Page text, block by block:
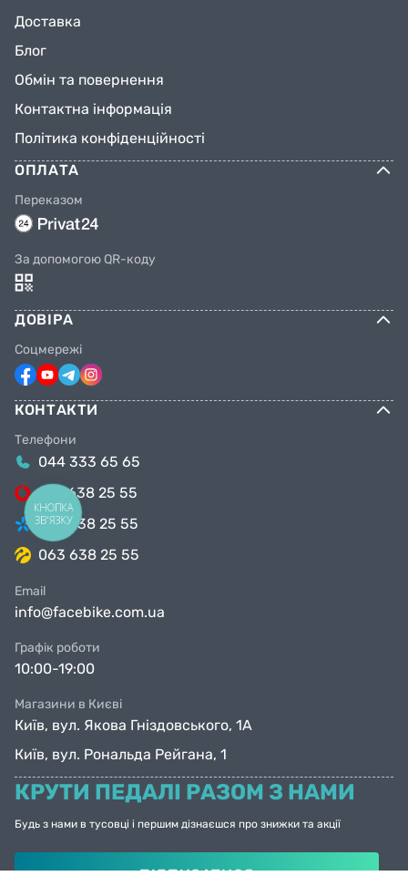
Доставка
Блог
Обмін та повернення
Контактна інформація
Політика конфіденційності
ОПЛАТА
Переказом
За допомогою QR-коду
ДОВІРА
Соцмережі
КОНТАКТИ
Телефони
044 333 65 65
099 638 25 55
098 638 25 55
063 638 25 55
Email
info@facebike.com.ua
Графік роботи
10:00-19:00
Магазини в Києві
Київ, вул. Якова Гніздовського, 1А
Київ, вул. Рональда Рейгана, 1
КРУТИ ПЕДАЛІ РАЗОМ З НАМИ
Будь з нами в тусовці і першим дізнаєшся про знижки та акції
КНОПКА
ЗВ'ЯЗКУ